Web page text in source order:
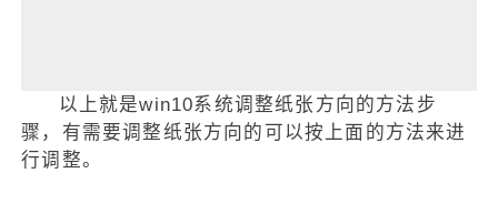
以上就是win10系统调整纸张方向的方法步
骤，有需要调整纸张方向的可以按上面的方法来进
行调整。